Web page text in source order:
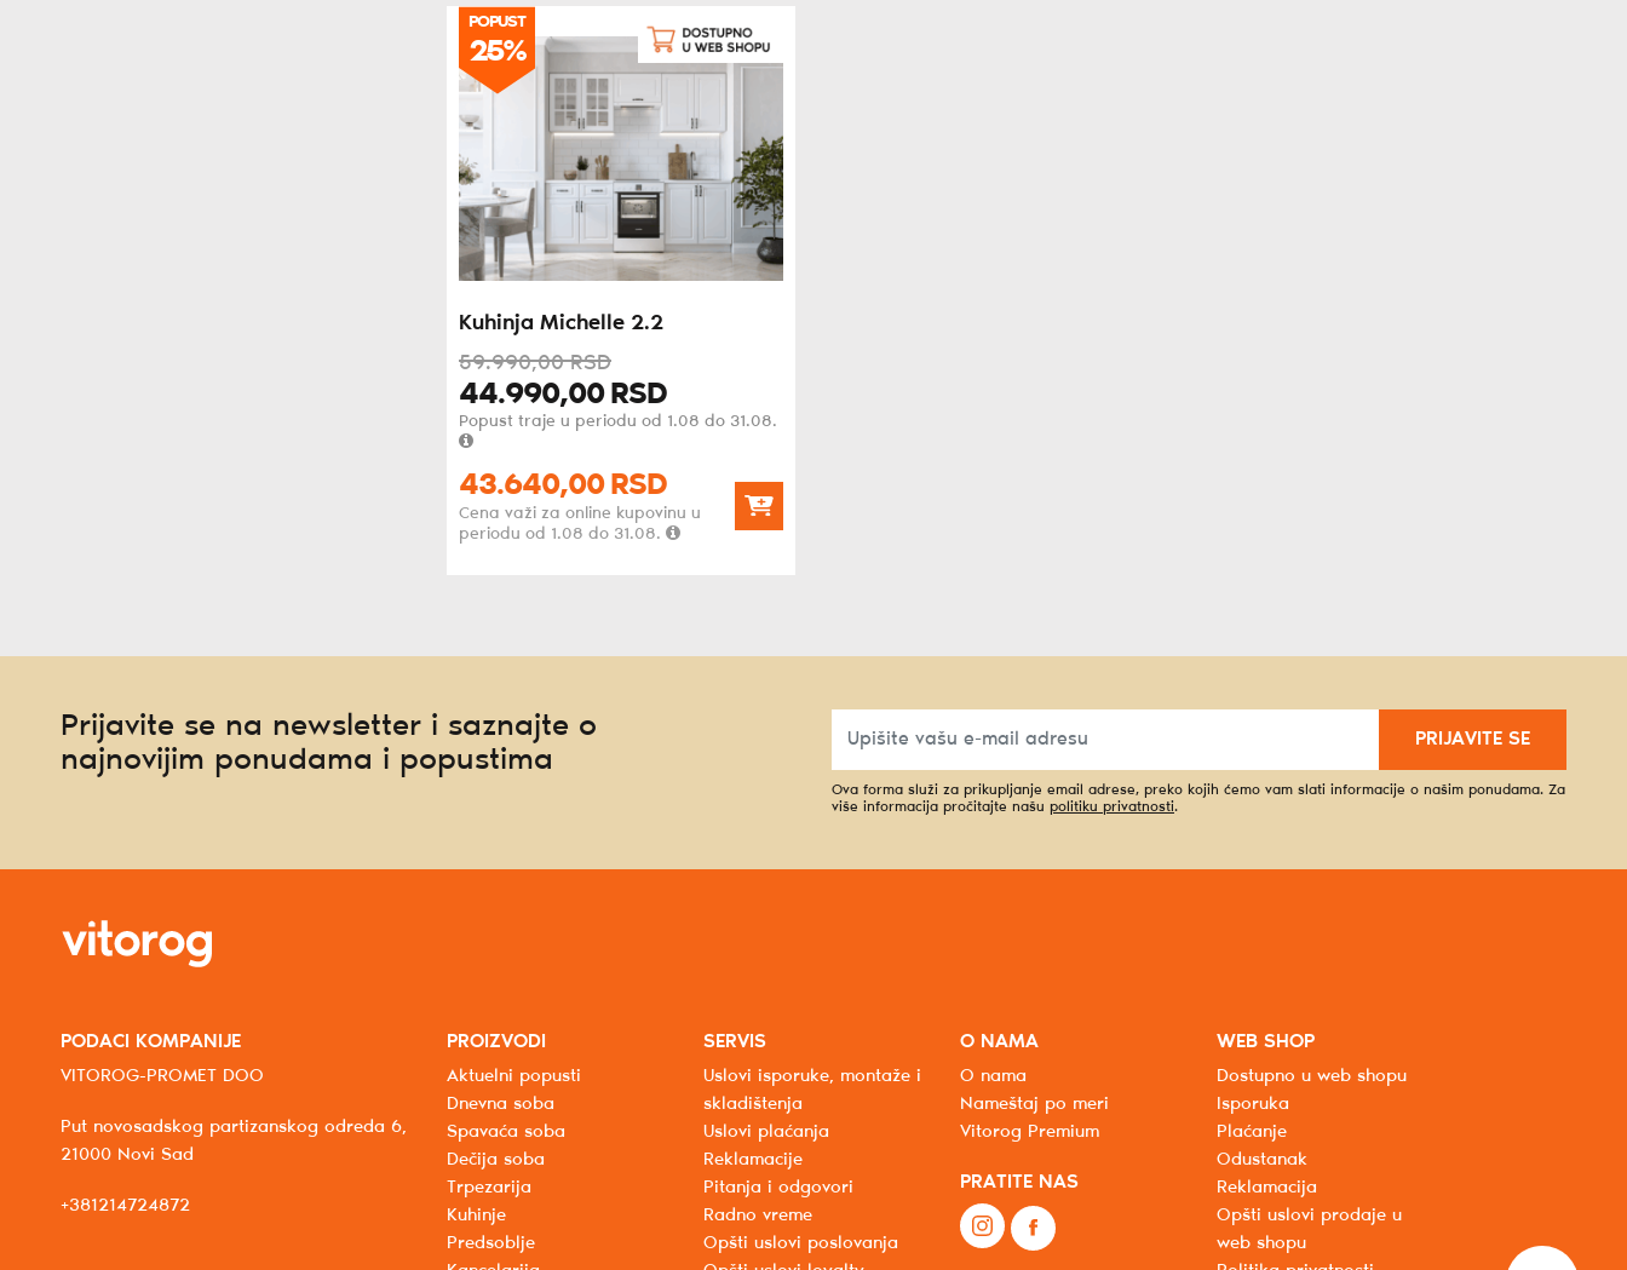
POPUST
25%
Kuhinja Michelle 2.2
59.990,00 RSD
44.990,00 RSD
Popust traje u periodu od 1.08 do 31.08.
43.640,00 RSD
Cena važi za online kupovinu u
periodu od 1.08 do 31.08.
Prijavite se na newsletter i saznajte o
najnovijim ponudama i popustima
PRIJAVITE SE
Ova forma služi za prikupljanje email adrese, preko kojih ćemo vam slati informacije o našim ponudama. Za
više informacija pročitajte našu politiku privatnosti.
PODACI KOMPANIJE
VITOROG-PROMET DOO
Put novosadskog partizanskog odreda 6,
21000 Novi Sad
+381214724872
PROIZVODI
Aktuelni popusti
Dnevna soba
Spavaća soba
Dečija soba
Trpezarija
Kuhinje
Predsoblje
SERVIS
Uslovi isporuke, montaže i
skladištenja
Uslovi plaćanja
Reklamacije
Pitanja i odgovori
Radno vreme
Opšti uslovi poslovanja
O NAMA
O nama
Nameštaj po meri
Vitorog Premium
PRATITE NAS
WEB SHOP
Dostupno u web shopu
Isporuka
Plaćanje
Odustanak
Reklamacija
Opšti uslovi prodaje u
web shopu